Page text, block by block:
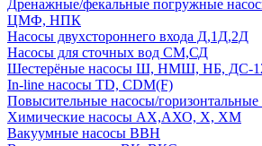
Дренажные/фекальные погружные
ЦМФ, НПК
Насосы двухстороннего входа Д,1Д,2Д
Насосы для сточных вод СМ,СД
Шестерёные насосы Ш, НМШ, НБ, ДС-
In-line насосы TD, CDM(F)
Повысительные насосы/
Химические насосы АХ,АХО, Х, ХМ
Вакуумные насосы ВВН